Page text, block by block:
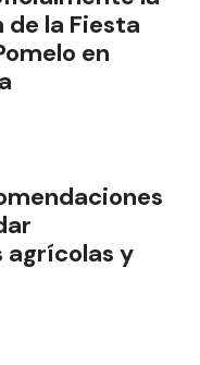
de la Fiesta
en
agrícolas y